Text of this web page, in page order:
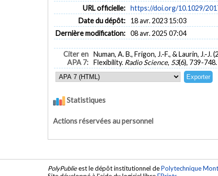
URL officielle: https://doi.org/10.1029/
Date du dépôt:
18 avr. 2023 15:03
Dernière modification: 08 avr. 2025 07:04
Citer en
APA 7:
Numan, A. B., Frigon, J.-F., & Laurin,
Flexibility. Radio Science, 53(6), 739-748.
Statistiques
Actions réservées au personnel
PolyPublieest le dépôt institutionnel dePolytechnique